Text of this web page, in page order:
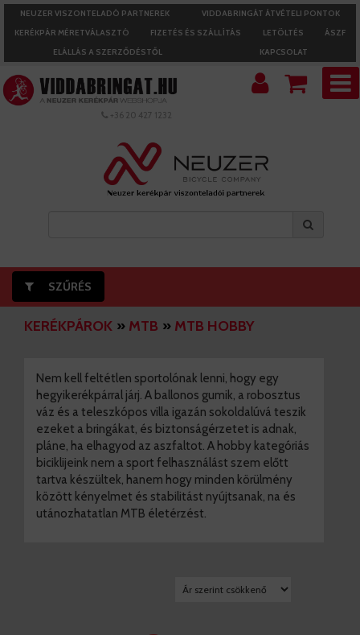
NEUZER VISZONTELADÓ PARTNEREK
VIDDABRINGÁT ÁTVÉTELI PONTOK
KERÉKPÁR MÉRETVÁLASZTÓ
FIZETÉS ÉS SZÁLLÍTÁS LETÖLTÉS
ÁSZF
ELÁLLÁS A SZERZŐDÉSTŐL
KAPCSOLAT
+36 20 427 1232
SZŰRÉS
KERÉKPÁROK » MTB » MTB HOBBY
Nem kell feltétlen sportolónak lenni, hogy egy
hegyikerékpárral járj. A ballonos gumik, a robosztus
váz és a teleszkópos villa igazán sokoldalúvá teszik
ezeket a bringákat, és biztonságérzetet is adnak,
pláne, ha elhagyod az aszfaltot. A hobby kategóriás
biciklijeink nem a sport felhasználást szem előtt
tartva készültek, hanem hogy minden körülmény
között kényelmet és stabilitást nyújtsanak, na és
utánozhatatlan MTB életérzést.